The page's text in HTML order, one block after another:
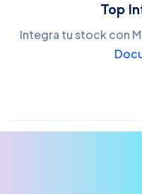
Top
Integra tu stock con